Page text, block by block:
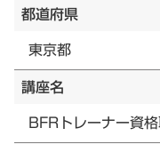
都道府県
東京都
講座名
BFRトレーナー資